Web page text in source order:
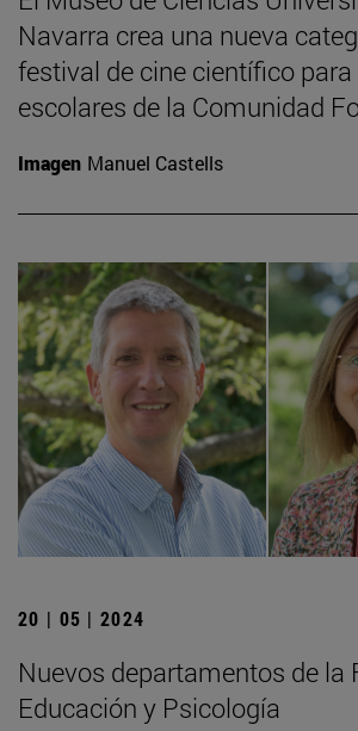
Navarra crea una nueva
festival de cine científico
escolares de la Comunidad
Imagen Manuel Castells
20 | 05 | 2024
Nuevos departamentos de la
Educación y Psicología